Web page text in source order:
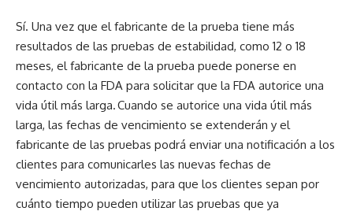
Sí. Una vez que el fabricante de la prueba tiene más
resultados de las pruebas de estabilidad, como 12 o 18
meses, el fabricante de la prueba puede ponerse en
contacto con la FDA para solicitar que la FDA autorice una
vida útil más larga. Cuando se autorice una vida útil más
larga, las fechas de vencimiento se extenderán y el
fabricante de las pruebas podrá enviar una notificación a los
clientes para comunicarles las nuevas fechas de
vencimiento autorizadas, para que los clientes sepan por
cuánto tiempo pueden utilizar las pruebas que ya